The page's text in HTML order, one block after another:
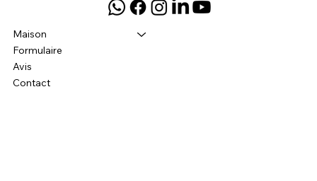
Maison
Formulaire
Avis
Contact